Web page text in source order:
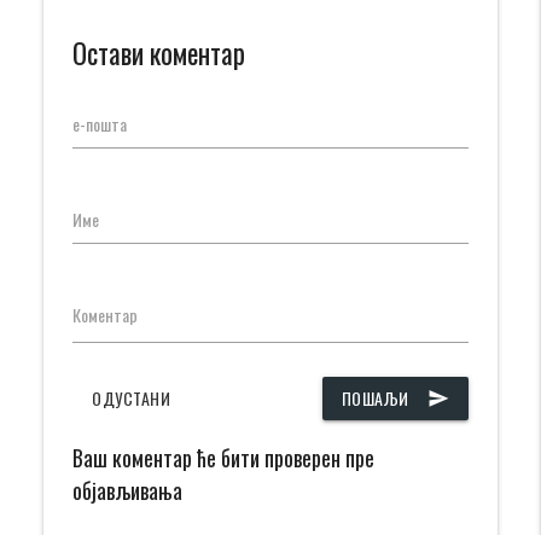
Остави коментар
е-пошта
Име
Коментар
ПОШАЉИ send
ОДУСТАНИ
Ваш коментар ће бити проверен пре
објављивања